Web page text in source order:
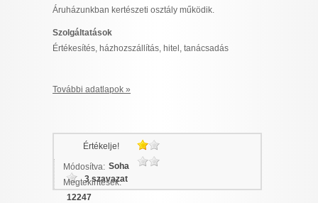
CONFIRM
Data Deletion
Áruházunkban kertészeti osztály működik.
Szolgáltatások
Értékesítés, házhozszállítás, hitel, tanácsadás
További adatlapok »
Értékelje!
3 szavazat
Módosítva: Soha
Megtekintések:
12247